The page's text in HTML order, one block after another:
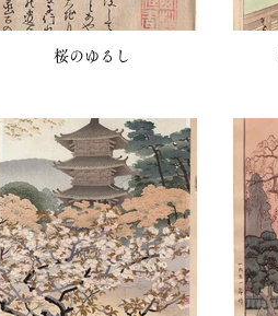
桜のゆるし